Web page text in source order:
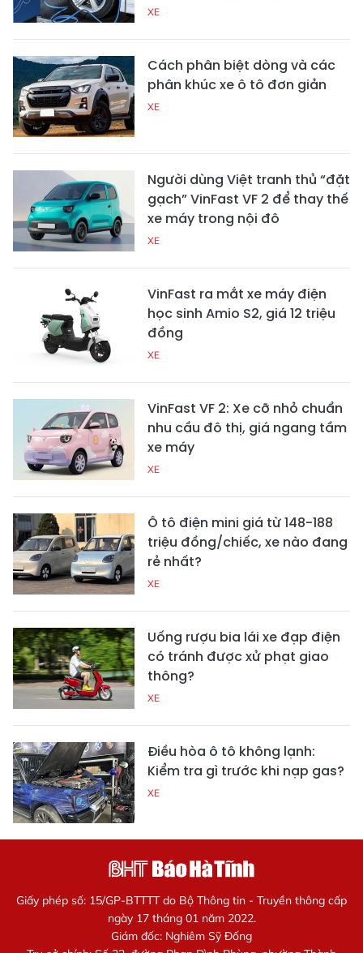
XE
Cách phân biệt dòng và các
phân khúc xe ô tô đơn giản
XE
Người dùng Việt tranh thủ “đặt
gạch” VinFast VF 2 để thay thế
xe máy trong nội đô
XE
VinFast ra mắt xe máy điện
học sinh Amio S2, giá 12 triệu
đồng
XE
VinFast VF 2: Xe cỡ nhỏ chuẩn
nhu cầu đô thị, giá ngang tầm
xe máy
XE
Ô tô điện mini giá từ 148-188
triệu đồng/chiếc, xe nào đang
rẻ nhất?
XE
Uống rượu bia lái xe đạp điện
có tránh được xử phạt giao
thông?
XE
Điều hòa ô tô không lạnh:
Kiểm tra gì trước khi nạp gas?
XE
Giấy phép số: 15/GP-BTTTT do Bộ Thông tin - Truyền thông cấp
ngày 17 tháng 01 năm 2022.
Giám đốc: Nghiêm Sỹ Đống